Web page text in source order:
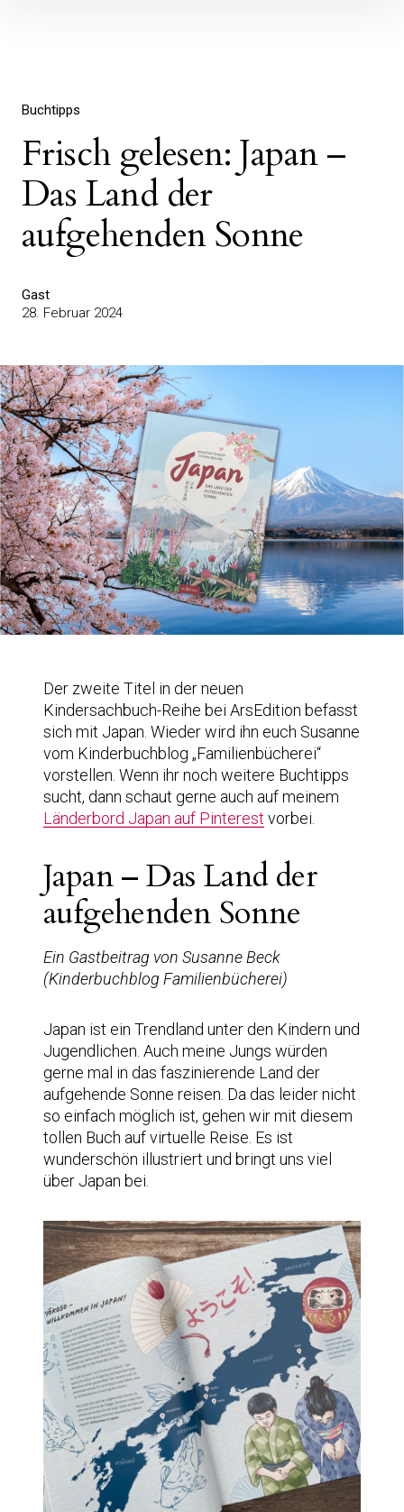
Buchtipps
Frisch gelesen: Japan –
Das Land der
aufgehenden Sonne
Gast
28. Februar 2024
Der zweite Titel in der neuen
Kindersachbuch-Reihe bei ArsEdition befasst
sich mit Japan. Wieder wird ihn euch Susanne
vom Kinderbuchblog „Familienbücherei“
vorstellen. Wenn ihr noch weitere Buchtipps
sucht, dann schaut gerne auch auf meinem
Länderbord Japan auf Pinterest vorbei.
Japan – Das Land der
aufgehenden Sonne
Ein Gastbeitrag von Susanne Beck
(Kinderbuchblog Familienbücherei)
Japan ist ein Trendland unter den Kindern und
Jugendlichen. Auch meine Jungs würden
gerne mal in das faszinierende Land der
aufgehende Sonne reisen. Da das leider nicht
so einfach möglich ist, gehen wir mit diesem
tollen Buch auf virtuelle Reise. Es ist
wunderschön illustriert und bringt uns viel
über Japan bei.